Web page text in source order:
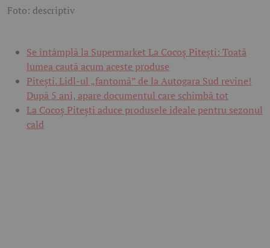
Foto: descriptiv
Se întâmplă la Supermarket La Cocoș Pitești: Toată
lumea caută acum aceste produse
Pitești. Lidl-ul „fantomă” de la Autogara Sud revine!
După 5 ani, apare documentul care schimbă tot
La Cocoș Pitești aduce produsele ideale pentru sezonul
cald